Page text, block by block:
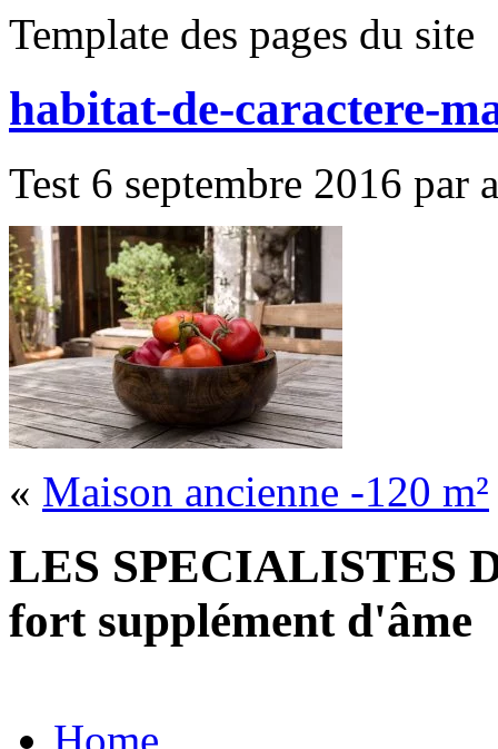
Template des pages du site
habitat-de-caractere-
Test 6 septembre 2016 par
« Maison ancienne -120 m²
LES SPECIALISTES
fort supplément d'âme
Home